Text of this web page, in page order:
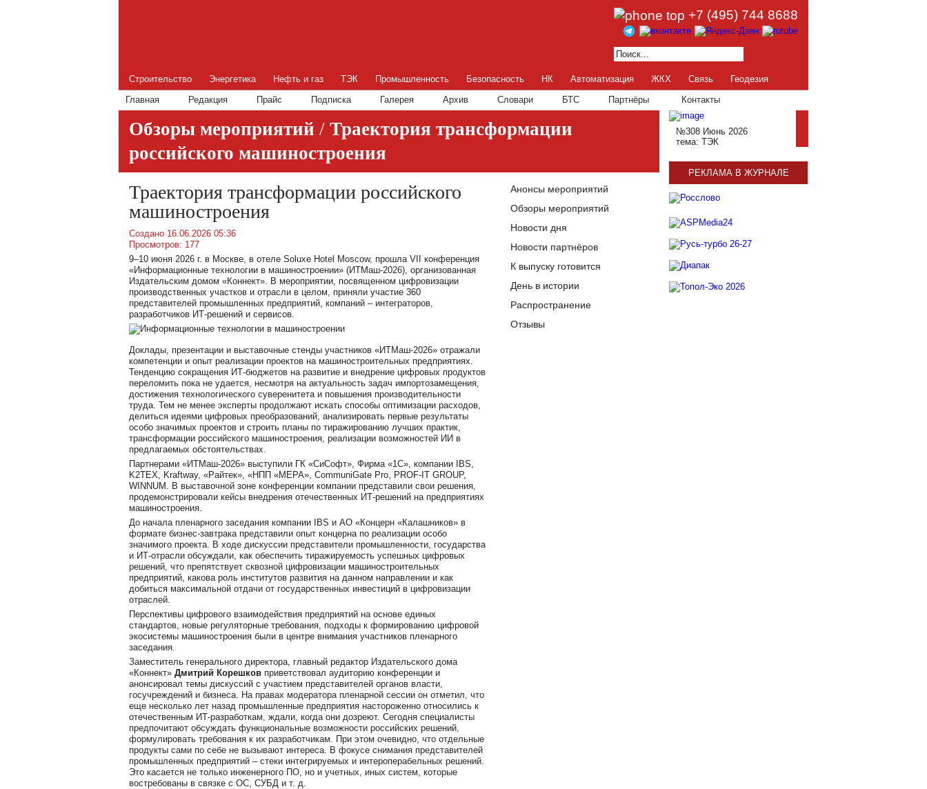
+7 (495) 744 8688
Строительство Энергетика Нефть и газ ТЭК Промышленность Безопасность НК Автоматизация ЖКХ Связь
Геодезия
Главная
Редакция Прайс Подписка Галерея Архив Словари БТС Партнёры Контакты
Обзоры мероприятий / Траектория трансформации
российского машиностроения
Траектория трансформации российского
машиностроения
Создано 16.06.2026 05:36
Просмотров: 177
9–10 июня 2026 г. в Москве, в отеле Soluxe Hotel Moscow, прошла VII конференция
«Информационные технологии в машиностроении» (ИТМаш-2026), организованная
Издательским домом «Коннект». В мероприятии, посвященном цифровизации
производственных участков и отрасли в целом, приняли участие 360
представителей промышленных предприятий, компаний – интеграторов,
разработчиков ИТ-решений и сервисов.
Доклады, презентации и выставочные стенды участников «ИТМаш-2026» отражали
компетенции и опыт реализации проектов на машиностроительных предприятиях.
Тенденцию сокращения ИТ-бюджетов на развитие и внедрение цифровых продуктов
переломить пока не удается, несмотря на актуальность задач импортозамещения,
достижения технологического суверенитета и повышения производительности
труда. Тем не менее эксперты продолжают искать способы оптимизации расходов,
делиться идеями цифровых преобразований, анализировать первые результаты
особо значимых проектов и строить планы по тиражированию лучших практик,
трансформации российского машиностроения, реализации возможностей ИИ в
предлагаемых обстоятельствах.
Партнерами «ИТМаш-2026» выступили ГК «СиСофт», Фирма «1С», компании IBS,
K2TEX, Kraftway, «Райтек», «НПП «МЕРА», CommuniGate Pro, PROF-IT GROUP,
WINNUM. В выставочной зоне конференции компании представили свои решения,
продемонстрировали кейсы внедрения отечественных ИТ-решений на предприятиях
машиностроения.
До начала пленарного заседания компании IBS и АО «Концерн «Калашников» в
формате бизнес-завтрака представили опыт концерна по реализации особо
значимого проекта. В ходе дискуссии представители промышленности, государства
и ИТ-отрасли обсуждали, как обеспечить тиражируемость успешных цифровых
решений, что препятствует сквозной цифровизации машиностроительных
предприятий, какова роль институтов развития на данном направлении и как
добиться максимальной отдачи от государственных инвестиций в цифровизации
отраслей.
Перспективы цифрового взаимодействия предприятий на основе единых
стандартов, новые регуляторные требования, подходы к формированию цифровой
экосистемы машиностроения были в центре внимания участников пленарного
заседания.
Заместитель генерального директора, главный редактор Издательского дома
«Коннект» Дмитрий Корешков приветствовал аудиторию конференции и
анонсировал темы дискуссий с участием представителей органов власти,
госучреждений и бизнеса. На правах модератора пленарной сессии он отметил, что
еще несколько лет назад промышленные предприятия настороженно относились к
отечественным ИТ-разработкам, ждали, когда они дозреют. Сегодня специалисты
предпочитают обсуждать функциональные возможности российских решений,
формулировать требования к их разработчикам. При этом очевидно, что отдельные
продукты сами по себе не вызывают интереса. В фокусе снимания представителей
промышленных предприятий – стеки интегрируемых и интероперабельных решений.
Это касается не только инженерного ПО, но и учетных, иных систем, которые
востребованы в связке с ОС, СУБД и т. д.
Анонсы мероприятий
Обзоры мероприятий
Новости дня
Новости партнёров
К выпуску готовится
День в истории
Распространение
Отзывы
№308 Июнь 2026
тема: ТЭК
РЕКЛАМА В ЖУРНАЛЕ